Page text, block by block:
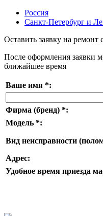
Россия
Санкт-Петербург и
Оставить заявку на
После оформления заявки
ближайшее время
Ваше имя *:
Фирма (бренд) *:
Модель *:
Вид неисправности
Адрес:
Удобное время приезда